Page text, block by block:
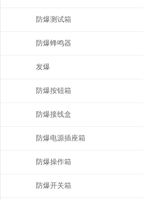
防爆测试箱
防爆蜂鸣器
发爆
防爆按钮箱
防爆接线盒
防爆电源插座箱
防爆操作箱
防爆开关箱